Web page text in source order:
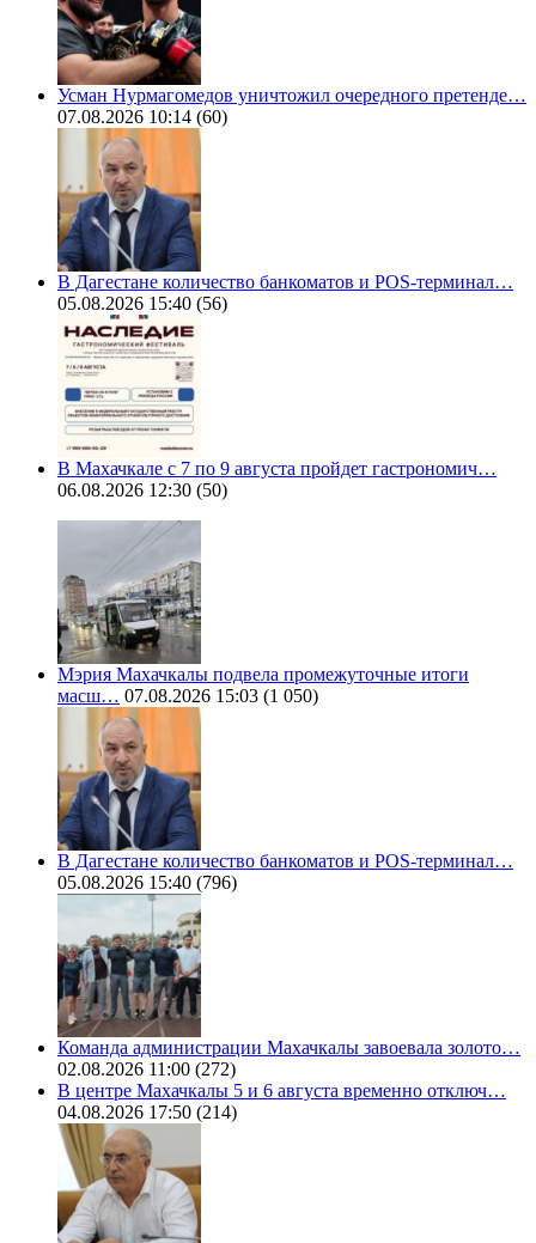
Усман Нурмагомедов уничтожил очередного претенде…
07.08.2026 10:14 (60)
В Дагестане количество банкоматов и POS-терминал…
05.08.2026 15:40 (56)
В Махачкале с 7 по 9 августа пройдет гастрономич…
06.08.2026 12:30 (50)
Мэрия Махачкалы подвела промежуточные итоги
масш… 07.08.2026 15:03 (1 050)
В Дагестане количество банкоматов и POS-терминал…
05.08.2026 15:40 (796)
Команда администрации Махачкалы завоевала золото…
02.08.2026 11:00 (272)
В центре Махачкалы 5 и 6 августа временно отключ…
04.08.2026 17:50 (214)